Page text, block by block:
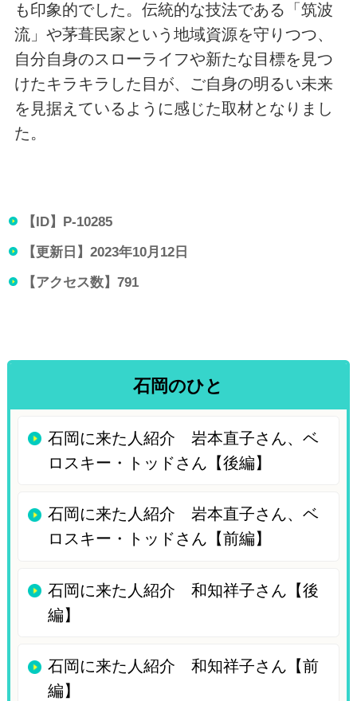
も印象的でした。伝統的な技法である「筑波
流」や茅葺民家という地域資源を守りつつ、
自分自身のスローライフや新たな目標を見つ
けたキラキラした目が、ご自身の明るい未来
を見据えているように感じた取材となりまし
た。
【ID】 P-10285
【更新日】 2023年10月12日
【アクセス数】 791
石岡のひと
石岡に来た人紹介 岩本直子さん、ベ
ロスキー・トッドさん【後編】
石岡に来た人紹介 岩本直子さん、ベ
ロスキー・トッドさん【前編】
石岡に来た人紹介 和知祥子さん【後
編】
石岡に来た人紹介 和知祥子さん【前
編】